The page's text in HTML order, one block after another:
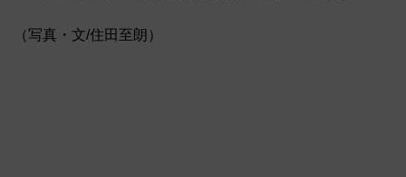
（写真・文/住田至朗）